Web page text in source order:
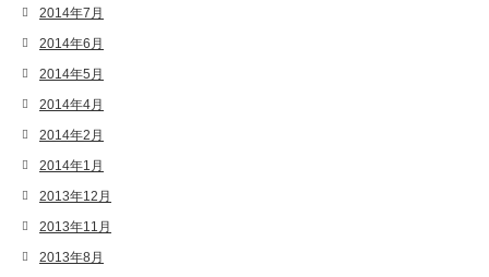
2014年7月
2014年6月
2014年5月
2014年4月
2014年2月
2014年1月
2013年12月
2013年11月
2013年8月